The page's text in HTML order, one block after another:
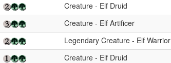
Creature - Elf Druid
Creature - Elf Artificer
Legendary Creature - Elf Warrior
Creature - Elf Druid